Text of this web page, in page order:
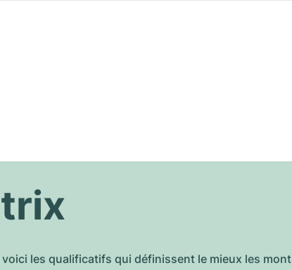
les qualificatifs qui définissent le mieux les